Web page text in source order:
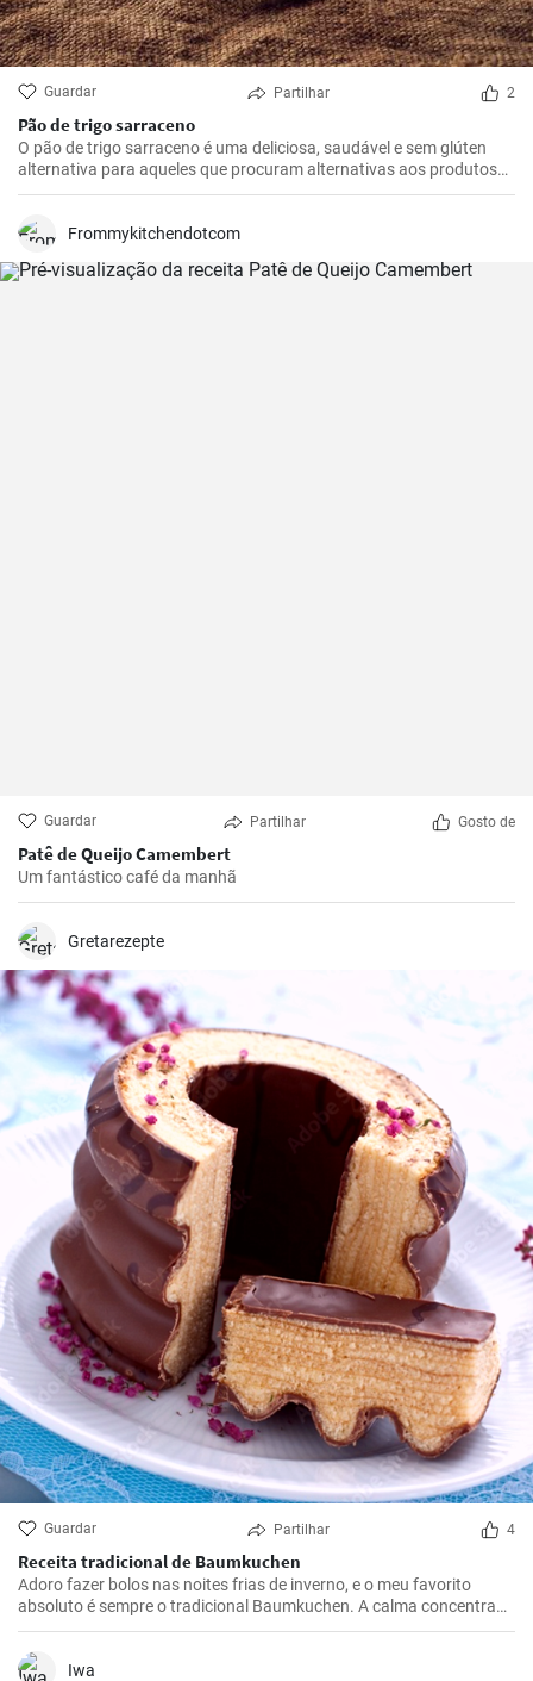
Guardar Partilhar 2
Pão de trigo sarraceno
O pão de trigo sarraceno é uma deliciosa, saudável e sem glúten
alternativa para aqueles que procuram alternativas aos produtos
tradicionais de farinha de trigo. Ideal para o pequeno-almoço ou
Frommykitchendotcom
Guardar Partilhar Gosto de
Patê de Queijo Camembert
Um fantástico café da manhã
Gretarezepte
Guardar Partilhar 4
Receita tradicional de Baumkuchen
Adoro fazer bolos nas noites frias de inverno, e o meu favorito
absoluto é sempre o tradicional Baumkuchen. A calma concentrada
que advém da disposição do bolo em camadas e a adição quase
meditativa de cada camada individual fazem do Baumkuchen um
verdadeiro deleite para todos os sentidos - especialmente quando o
Iwa